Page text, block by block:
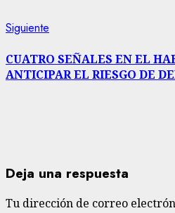
Siguiente
CUATRO SEÑALES EN EL
ANTICIPAR EL RIESGO DE
Deja una respuesta
Tu dirección de correo